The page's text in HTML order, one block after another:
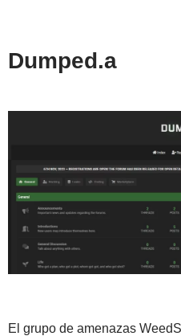
Dumped.a
El grupo de amenazas